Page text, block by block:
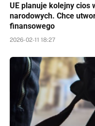
UE planuje kolejny cios
narodowych. Chce
finansowego
2026-02-11 18:27